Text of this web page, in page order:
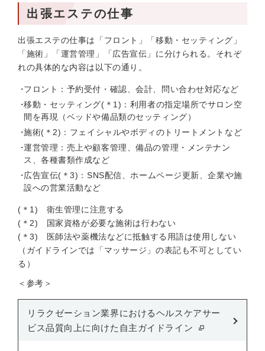
出張エステの仕事
出張エステの仕事は「フロント」「移動・セッティング」
「施術」「運営管理」「広告宣伝」に分けられる。それぞ
れの具体的な内容は以下の通り。
フロント：予約受付・確認、会計、問い合わせ対応など
移動・セッティング(＊1)：利用者の指定場所でサロン空
間を再現（ベッドや備品類のセッティング）
施術(＊2)：フェイシャルやボディのトリートメントなど
運営管理：売上や顧客管理、備品の管理・メンテナン
ス、各種書類作成など
広告宣伝(＊3)：SNS配信、ホームページ更新、企業や施
設への営業活動など
(＊1) 衛生管理に注意する
(＊2) 国家資格が必要な施術は行わない
(＊3) 医師法や薬機法などに抵触する用語は使用しない
（ガイドラインでは「マッサージ」の表記も不可としてい
る）
＜参考＞
リラクゼーション業界におけるヘルスケアサー
ビス品質向上に向けた自主ガイドライン